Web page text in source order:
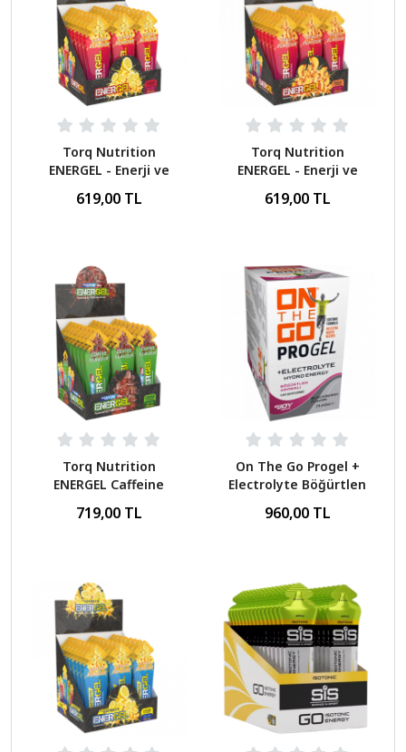
Torq Nutrition
ENERGEL - Enerji ve
40gr - 24 Adet
619,00 TL
Torq Nutrition
ENERGEL - Enerji ve
40 Gr - 24 Adet
619,00 TL
Torq Nutrition
ENERGEL Caffeine
719,00 TL
On The Go Progel +
Electrolyte Böğürtlen
960,00 TL